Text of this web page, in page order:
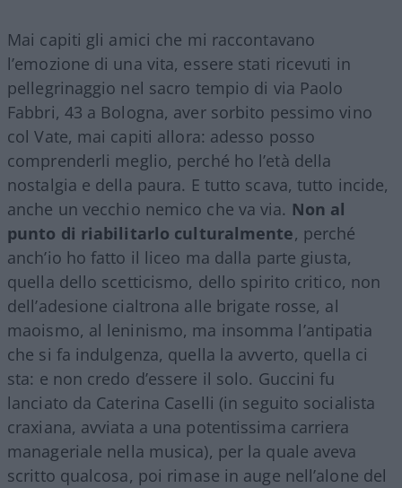
Mai capiti gli amici che mi raccontavano
l’emozione di una vita, essere stati ricevuti in
pellegrinaggio nel sacro tempio di via Paolo
Fabbri, 43 a Bologna, aver sorbito pessimo vino
col Vate, mai capiti allora: adesso posso
comprenderli meglio, perché ho l’età della
nostalgia e della paura. E tutto scava, tutto incide,
anche un vecchio nemico che va via. Non al
punto di riabilitarlo culturalmente, perché
anch’io ho fatto il liceo ma dalla parte giusta,
quella dello scetticismo, dello spirito critico, non
dell’adesione cialtrona alle brigate rosse, al
maoismo, al leninismo, ma insomma l’antipatia
che si fa indulgenza, quella la avverto, quella ci
sta: e non credo d’essere il solo. Guccini fu
lanciato da Caterina Caselli (in seguito socialista
craxiana, avviata a una potentissima carriera
manageriale nella musica), per la quale aveva
scritto qualcosa, poi rimase in auge nell’alone del